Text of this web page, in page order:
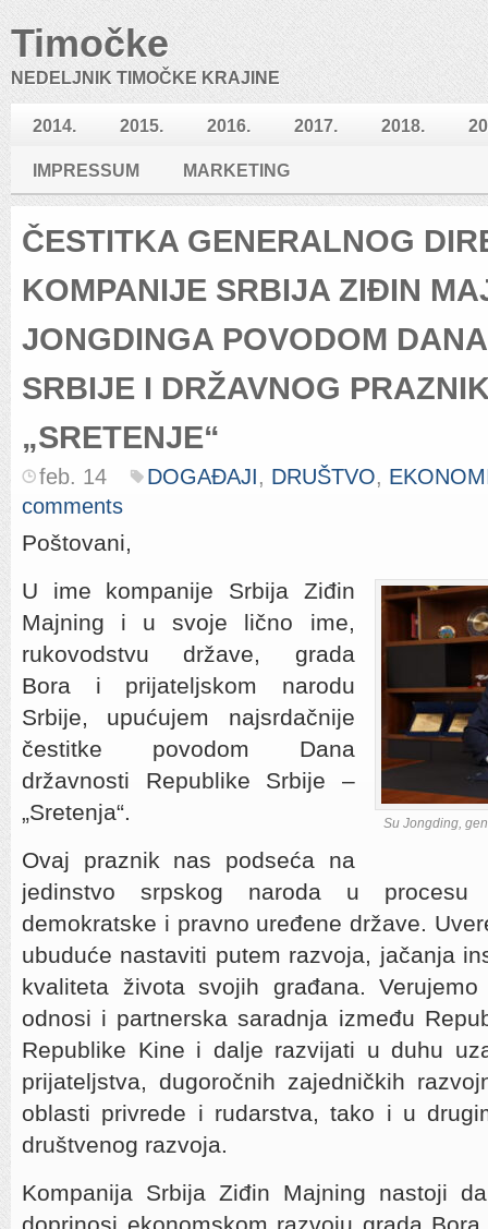
Timočke
NEDELJNIK TIMOČKE KRAJINE
2014. 2015. 2016. 2017. 2018.
IMPRESSUM MARKETING
ČESTITKA GENERALNOG
KOMPANIJE SRBIJA ZIĐIN
JONGDINGA POVODOM
SRBIJE I DRŽAVNOG
„SRETENJE“
feb. 14 DOGAĐAJI, DRUŠTVO,
comments
Poštovani,
Su Jongding,
U ime kompanije Srbija Ziđin
Majning i u svoje lično ime,
rukovodstvu države, grada
Bora i prijateljskom narodu
Srbije, upućujem najsrdačnije
čestitke povodom Dana
državnosti Republike Srbije –
„Sretenja“.
Ovaj praznik nas podseća na
jedinstvo srpskog naroda u procesu
demokratske i pravno uređene države.
ubuduće nastaviti putem razvoja, jačanja
kvaliteta života svojih građana.
odnosi i partnerska saradnja između
Republike Kine i dalje razvijati u duhu
prijateljstva, dugoročnih zajedničkih
oblasti privrede i rudarstva, tako i u
društvenog razvoja.
Kompanija Srbija Ziđin Majning nastoji